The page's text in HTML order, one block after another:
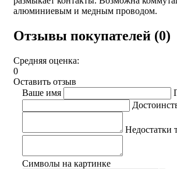
алюминиевым и медным проводом.
Отзывы покупателей (0)
Средняя оценка:
0
Оставить отзыв
Ваше имя
Недостатки
Символы на картинке